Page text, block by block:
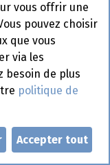
Powder 15 gr
vous offrir une
pouvez choisir
que vous
via les
besoin de plus
politique de
Accepter tout